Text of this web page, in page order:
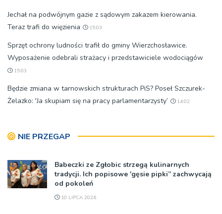
Jechał na podwójnym gazie z sądowym zakazem kierowania.
Teraz trafi do więzienia
15:03
Sprzęt ochrony ludności trafił do gminy Wierzchosławice.
Wyposażenie odebrali strażacy i przedstawiciele wodociągów
15:03
Będzie zmiana w tarnowskich strukturach PiS? Poseł Szczurek-
Żelazko: 'Ja skupiam się na pracy parlamentarzysty’
14:02
NIE PRZEGAP
Babeczki ze Zgłobic strzegą kulinarnych
tradycji. Ich popisowe 'gęsie pipki” zachwycają
od pokoleń
10 LIPCA 2026